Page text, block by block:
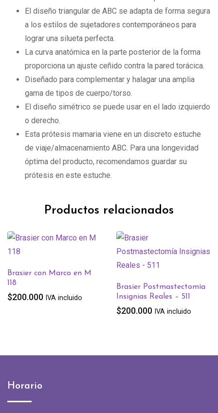
El diseño triangular de ABC se adapta de forma segura
a los estilos de sujetadores contemporáneos para
lograr una silueta perfecta.
La curva anatómica en la parte posterior de la forma
proporciona un ajuste ceñido contra la pared torácica.
Diseñado para complementar y halagar una amplia
gama de tipos de cuerpo/torso.
El diseño simétrico se puede usar en el lado izquierdo
o derecho.
Esta prótesis mamaria viene en un discreto estuche
de viaje/almacenamiento ABC. Para una longevidad
óptima del producto, recomendamos guardar su
prótesis en este estuche.
Productos relacionados
Brasier Postmastectomía
Insignias Reales – 511
Horario